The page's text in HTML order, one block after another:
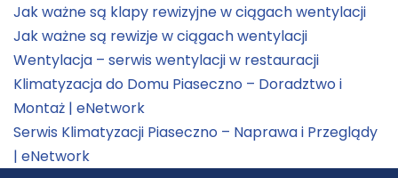
Jak ważne są klapy rewizyjne w ciągach wentylacji
Jak ważne są rewizje w ciągach wentylacji
Wentylacja – serwis wentylacji w restauracji
Klimatyzacja do Domu Piaseczno – Doradztwo i
Montaż | eNetwork
Serwis Klimatyzacji Piaseczno – Naprawa i Przeglądy
| eNetwork